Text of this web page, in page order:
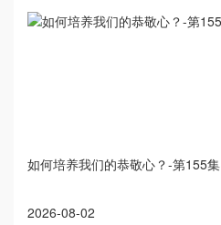
如何培养我们的恭敬心？-第155集
2026-08-02